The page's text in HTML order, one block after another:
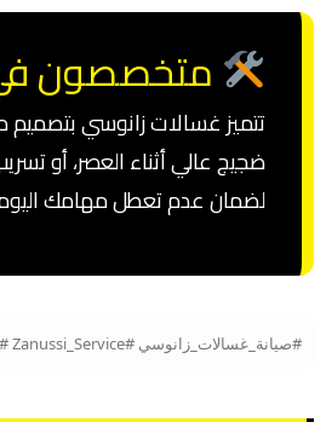
متخصصون في
تتميز غسالات زانوسي بتصميم
ضجيج عالي أثناء العصر، أو
لضمان عدم تعطل مهامك
#صيانة_غسالات_زانوسي #Zanussi_Service #تصليح_غسالة_زانوسي #قطع_غيار_زانوسي_العبد #مساعدين_زانوسي #صيانة_زانوسي_فول_اتوماتيك #رولمان_بلي_زانوسي